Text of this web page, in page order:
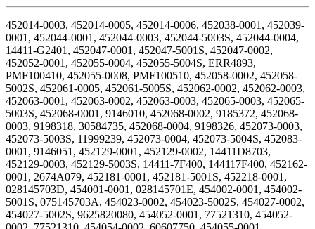
452014-0003, 452014-0005, 452014-0006, 452038-0001, 452039-
0001, 452044-0001, 452044-0003, 452044-5003S, 452044-0004,
14411-G2401, 452047-0001, 452047-5001S, 452047-0002,
452052-0001, 452055-0004, 452055-5004S, ERR4893,
PMF100410, 452055-0008, PMF100510, 452058-0002, 452058-
5002S, 452061-0005, 452061-5005S, 452062-0002, 452062-0003,
452063-0001, 452063-0002, 452063-0003, 452065-0003, 452065-
5003S, 452068-0001, 9146010, 452068-0002, 9185372, 452068-
0003, 9198318, 30584735, 452068-0004, 9198326, 452073-0003,
452073-5003S, 11999239, 452073-0004, 452073-5004S, 452083-
0001, 9146051, 452129-0001, 452129-0002, 14411D8703,
452129-0003, 452129-5003S, 14411-7F400, 144117F400, 452162-
0001, 2674A079, 452181-0001, 452181-5001S, 452218-0001,
028145703D, 454001-0001, 028145701E, 454002-0001, 454002-
5001S, 075145703A, 454023-0002, 454023-5002S, 454027-0002,
454027-5002S, 9625820080, 454052-0001, 77521310, 454052-